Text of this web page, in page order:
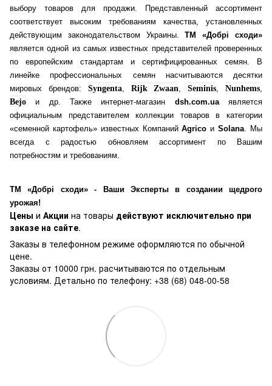
выбору товаров для продажи. Представленный ассортимент
соответствует высоким требованиям качества, установленных
действующим законодательством Украины.ТМ «Добрі сходи»
является одной из самых известных представителей проверенных
по европейским стандартам и сертифицированных семян. В
линейке профессиональных семян насчитываются десятки
мировых брендов: Syngenta, Rijk Zwaan ,Seminis ,Nunhems
Bejo и др. Также интернет-магазин dsh.com.uaявляется
официальным представителем коллекции товаров в категории
«семенной картофель» известных КомпанийAgrico иSolana . Мы
всегда с радостью обновляем ассортимент по Вашим
потребностям и требованиям.
ТМ «Добрі сходи» - Ваши Эксперты в создании щедрого
урожая!
Цены и Акции на товары действуют исключительно при
заказе на сайте.
Заказы в телефонном режиме оформляются по обычной
цене.
Заказы от 10000 грн. расчитываются по отдельным
условиям. Детально по телефону: +38 (68) 048-00-58